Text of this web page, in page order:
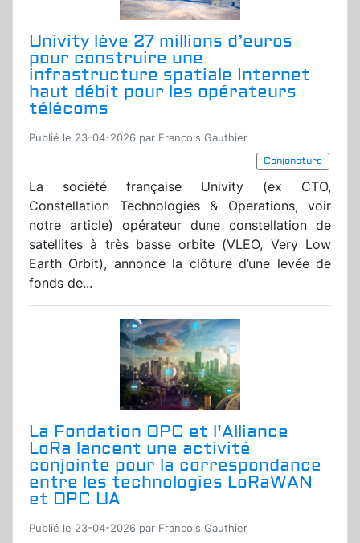
Univity lève 27 millions d’euros
pour construire une
infrastructure spatiale Internet
haut débit pour les opérateurs
télécoms
Publié le 23-04-2026 par Francois Gauthier
Conjoncture
La société française Univity (ex CTO,
Constellation Technologies & Operations, voir
notre article) opérateur dune constellation de
satellites à très basse orbite (VLEO, Very Low
Earth Orbit), annonce la clôture d’une levée de
fonds de...
La Fondation OPC et l'Alliance
LoRa lancent une activité
conjointe pour la correspondance
entre les technologies LoRaWAN
et OPC UA
Publié le 23-04-2026 par Francois Gauthier